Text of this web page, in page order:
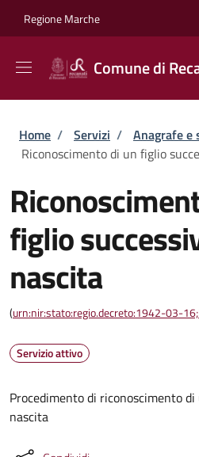
Regione Marche
Comune di
Briciole di pane
Home / Servizi / Anagrafe e
Riconoscimento di un figlio
figlio
nascita
(urn:nir:stato:regio.decreto:1942-03-
Servizio attivo
Procedimento di riconoscimento
nascita